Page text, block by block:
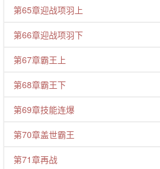
第65章迎战项羽上
第66章迎战项羽下
第67章霸王上
第68章霸王下
第69章技能连爆
第70章盖世霸王
第71章再战